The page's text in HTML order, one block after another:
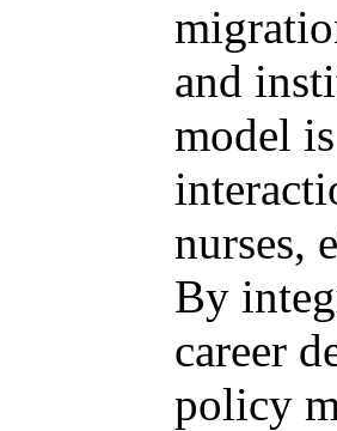
and
model
nurses,
By
career
policy